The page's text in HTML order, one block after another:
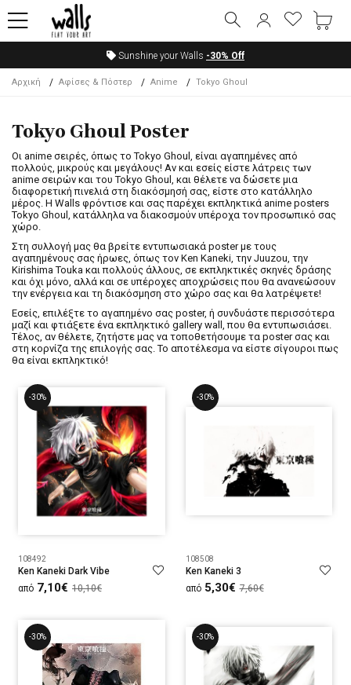
Sunshine your Walls -30% Off
Αρχική Αφίσες & Πόστερ Anime Tokyo Ghoul
Tokyo Ghoul Poster
Οι anime σειρές, όπως το Tokyo Ghoul, είναι αγαπημένες από
πολλούς, μικρούς και μεγάλους! Αν και εσείς είστε λάτρεις των
anime σειρών και του Tokyo Ghoul, και θέλετε να δώσετε μια
διαφορετική πινελιά στη διακόσμησή σας, είστε στο κατάλληλο
μέρος. Η Walls φρόντισε και σας παρέχει εκπληκτικά anime posters
Tokyo Ghoul, κατάλληλα να διακοσμούν υπέροχα τον προσωπικό σας
χώρο.
Στη συλλογή μας θα βρείτε εντυπωσιακά poster με τους
αγαπημένους σας ήρωες, όπως τον Ken Kaneki, την Juuzou, την
Kirishima Touka και πολλούς άλλους, σε εκπληκτικές σκηνές δράσης
και όχι μόνο, αλλά και σε υπέροχες αποχρώσεις που θα ανανεώσουν
την ενέργεια και τη διακόσμηση στο χώρο σας και θα λατρέψετε!
Εσείς, επιλέξτε το αγαπημένο σας poster, ή συνδυάστε περισσότερα
μαζί και φτιάξετε ένα εκπληκτικό gallery wall, που θα εντυπωσιάσει.
Τέλος, αν θέλετε, ζητήστε μας να τοποθετήσουμε τα poster σας και
στη κορνίζα της επιλογής σας. Το αποτέλεσμα να είστε σίγουροι πως
θα είναι εκπληκτικό!
-30%
108492
Ken Kaneki Dark Vibe
από 7,10€ 10,10€
-30%
108508
Ken Kaneki 3
από 5,30€ 7,60€
-30% -30%